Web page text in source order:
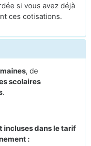
si vous avez déjà
ces cotisations.
, de
scolaires
.
incluses dans le tarif
: